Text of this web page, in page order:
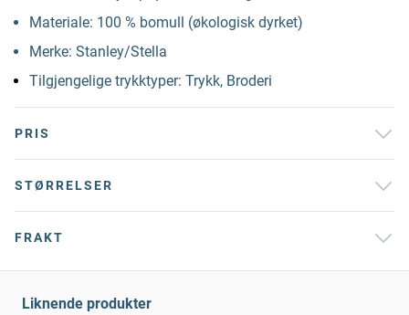
Materiale: 100 % bomull (økologisk dyrket)
Merke: Stanley/Stella
Tilgjengelige trykktyper: Trykk, Broderi
PRIS
STØRRELSER
FRAKT
Liknende produkter